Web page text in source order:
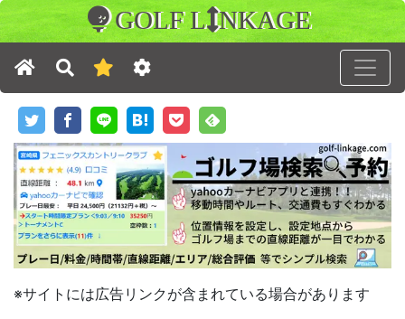
GOLF L NKAGE
※サイトには広告リンクが含まれている場合があります